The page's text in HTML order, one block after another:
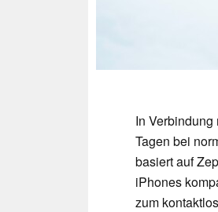
In
Tagen bei
basiert auf
iPhones
zum